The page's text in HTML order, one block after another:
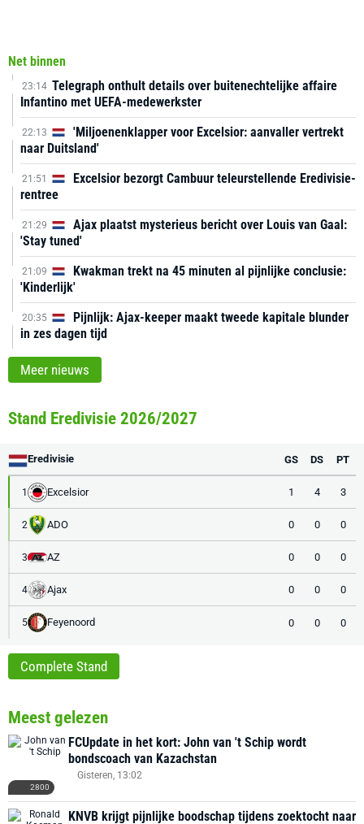
Net binnen
23:14 Telegraph onthult details over buitenechtelijke affaire
Infantino met UEFA-medewerkster
22:13
'Miljoenenklapper voor Excelsior: aanvaller vertrekt
naar Duitsland'
21:51
Excelsior bezorgt Cambuur teleurstellende Eredivisie-
rentree
21:29
Ajax plaatst mysterieus bericht over Louis van Gaal:
'Stay tuned'
21:09
Kwakman trekt na 45 minuten al pijnlijke conclusie:
'Kinderlijk'
20:35
Pijnlijk: Ajax-keeper maakt tweede kapitale blunder
in zes dagen tijd
Meer nieuws
Stand Eredivisie 2026/2027
Eredivisie GS DS PT
1 Excelsior 1 4 3
2 ADO 0 0 0
3 AZ 0 0 0
4 Ajax 0 0 0
5 Feyenoord 0 0 0
Complete Stand
Meest gelezen
2800
FCUpdate in het kort: John van 't Schip wordt
bondscoach van Kazachstan
Gisteren, 13:02
KNVB krijgt pijnlijke boodschap tijdens zoektocht naar